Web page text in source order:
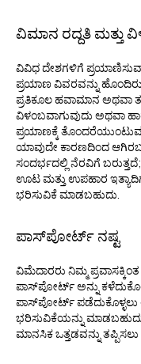
ವಿಮಾನ ರದ್ದತಿ ಮತ್ತು
ವಿವಿಧ ದೇಶಗಳಿಗೆ
ಪ್ರಯಾಣ ವಿವರವನ್ನು
ಪ್ರತಿಕೂಲ ಹವಾಮಾನ ಅಥವಾ
ವಿಳಂಬವಾಗುವುದು ಅಥವಾ
ಪ್ರಯಾಣಕ್ಕೆ
ಯಾವುದೇ ಕಾರಣದಿಂದ
ಸಂದರ್ಭದಲ್ಲಿ ನೆರವಿಗೆ
ಊಟ ಮತ್ತು ಉಪಹಾರ
ಭರಿಸುವಿಕೆ ಮಾಡಬಹುದು.
ಪಾಸ್‌ಪೋರ್ಟ್ ನಷ್ಟ
ವಿಮೆದಾರರು ನಿಮ್ಮ
ಪಾಸ್‌ಪೋರ್ಟ್ ಅನ್ನು
ಪಾಸ್‌ಪೋರ್ಟ್ ಪಡೆದುಕೊಳ್ಳಲು
ಭರಿಸುವಿಕೆಯನ್ನು
ಮಾನಸಿಕ ಒತ್ತಡವನ್ನು